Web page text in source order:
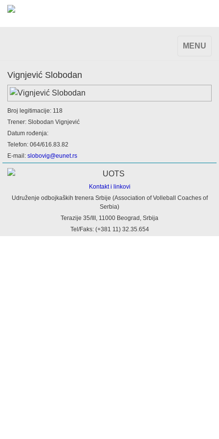
TOGGLE
MENU
Vignjević Slobodan
Broj legitimacije: 118
Trener: Slobodan Vignjević
Datum rođenja:
Telefon: 064/616.83.82
E-mail: slobovig@eunet.rs
Kontakt i linkovi
Udruženje odbojkaških trenera Srbije (Association of Volleball Coaches of
Serbia)
Terazije 35/III, 11000 Beograd, Srbija
Tel/Faks: (+381 11) 32.35.654